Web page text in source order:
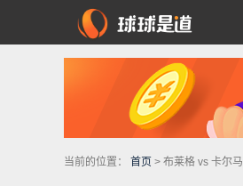
当前的位置： 首页 > 布莱格 vs 卡尔马